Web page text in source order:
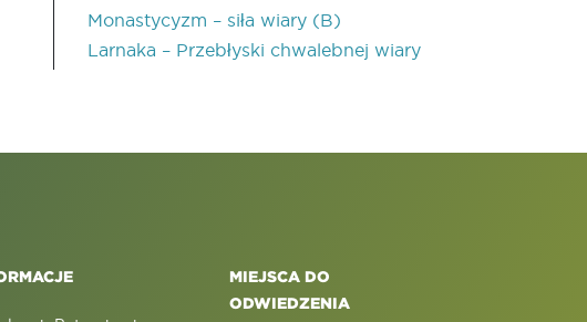
Monastycyzm – siła wiary (B)
Larnaka – Przebłyski chwalebnej wiary
MIEJSCA DO
ODWIEDZENIA